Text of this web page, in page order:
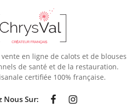
en ligne de calots et de blouses
de santé et de la restauration.
certifiée 100% française.
Nous Sur: